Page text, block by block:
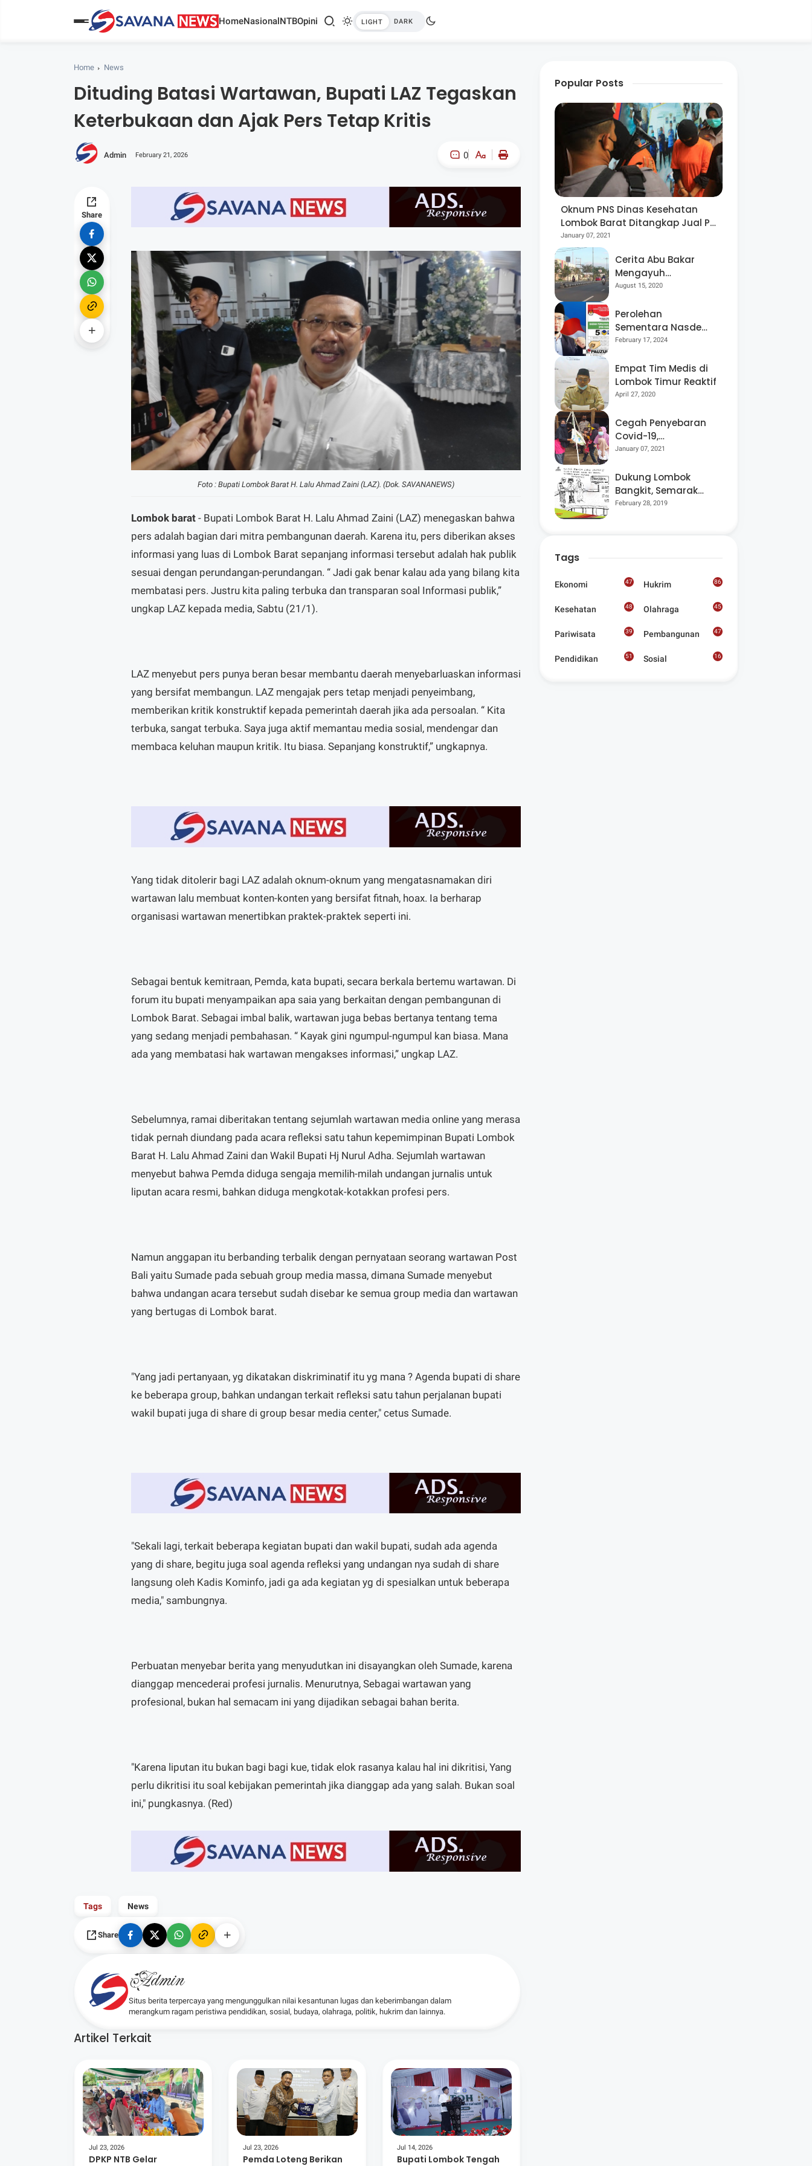
HomeNasionalNTBOpini
Home News
Dituding Batasi Wartawan, Bupati LAZ Tegaskan
Keterbukaan dan Ajak Pers Tetap Kritis
Admin February 21, 2026 0
A-
Share
Foto : Bupati Lombok Barat H. Lalu Ahmad Zaini (LAZ). (Dok. SAVANANEWS)
Lombok barat - Bupati Lombok Barat H. Lalu Ahmad Zaini (LAZ) menegaskan bahwa
pers adalah bagian dari mitra pembangunan daerah. Karena itu, pers diberikan akses
informasi yang luas di Lombok Barat sepanjang informasi tersebut adalah hak publik
sesuai dengan perundangan-perundangan. “ Jadi gak benar kalau ada yang bilang kita
membatasi pers. Justru kita paling terbuka dan transparan soal Informasi publik,”
ungkap LAZ kepada media, Sabtu (21/1).
LAZ menyebut pers punya beran besar membantu daerah menyebarluaskan informasi
yang bersifat membangun. LAZ mengajak pers tetap menjadi penyeimbang,
memberikan kritik konstruktif kepada pemerintah daerah jika ada persoalan. “ Kita
terbuka, sangat terbuka. Saya juga aktif memantau media sosial, mendengar dan
membaca keluhan maupun kritik. Itu biasa. Sepanjang konstruktif,” ungkapnya.
Yang tidak ditolerir bagi LAZ adalah oknum-oknum yang mengatasnamakan diri
wartawan lalu membuat konten-konten yang bersifat fitnah, hoax. Ia berharap
organisasi wartawan menertibkan praktek-praktek seperti ini.
Sebagai bentuk kemitraan, Pemda, kata bupati, secara berkala bertemu wartawan. Di
forum itu bupati menyampaikan apa saia yang berkaitan dengan pembangunan di
Lombok Barat. Sebagai imbal balik, wartawan juga bebas bertanya tentang tema
yang sedang menjadi pembahasan. “ Kayak gini ngumpul-ngumpul kan biasa. Mana
ada yang membatasi hak wartawan mengakses informasi,” ungkap LAZ.
Sebelumnya, ramai diberitakan tentang sejumlah wartawan media online yang merasa
tidak pernah diundang pada acara refleksi satu tahun kepemimpinan Bupati Lombok
Barat H. Lalu Ahmad Zaini dan Wakil Bupati Hj Nurul Adha. Sejumlah wartawan
menyebut bahwa Pemda diduga sengaja memilih-milah undangan jurnalis untuk
liputan acara resmi, bahkan diduga mengkotak-kotakkan profesi pers.
Namun anggapan itu berbanding terbalik dengan pernyataan seorang wartawan Post
Bali yaitu Sumade pada sebuah group media massa, dimana Sumade menyebut
bahwa undangan acara tersebut sudah disebar ke semua group media dan wartawan
yang bertugas di Lombok barat.
"Yang jadi pertanyaan, yg dikatakan diskriminatif itu yg mana ? Agenda bupati di share
ke beberapa group, bahkan undangan terkait refleksi satu tahun perjalanan bupati
wakil bupati juga di share di group besar media center," cetus Sumade.
"Sekali lagi, terkait beberapa kegiatan bupati dan wakil bupati, sudah ada agenda
yang di share, begitu juga soal agenda refleksi yang undangan nya sudah di share
langsung oleh Kadis Kominfo, jadi ga ada kegiatan yg di spesialkan untuk beberapa
media," sambungnya.
Perbuatan menyebar berita yang menyudutkan ini disayangkan oleh Sumade, karena
dianggap mencederai profesi jurnalis. Menurutnya, Sebagai wartawan yang
profesional, bukan hal semacam ini yang dijadikan sebagai bahan berita.
"Karena liputan itu bukan bagi bagi kue, tidak elok rasanya kalau hal ini dikritisi, Yang
perlu dikritisi itu soal kebijakan pemerintah jika dianggap ada yang salah. Bukan soal
ini," pungkasnya. (Red)
Tags News
Share
Admin
Situs berita terpercaya yang mengunggulkan nilai kesantunan lugas dan keberimbangan dalam
merangkum ragam peristiwa pendidikan, sosial, budaya, olahraga, politik, hukrim dan lainnya.
Artikel Terkait
Jul 23, 2026
DPKP NTB Gelar
Jul 23, 2026
Pemda Loteng Berikan
Jul 14, 2026
Bupati Lombok Tengah
Popular Posts
Oknum PNS Dinas Kesehatan
Lombok Barat Ditangkap Jual Pil
Ekstasi
January 07, 2021
Cerita Abu Bakar
Mengayuh
Sepedanya Selama
Menggelorakan
Kemerdekaan
August 15, 2020
Perolehan
Sementara Nasdem
Lobar Tertinggi,
Berpeluang “Rebut”
Kursi Dapil 3
February 17, 2024
Empat Tim Medis di
Lombok Timur Reaktif
April 27, 2020
Cegah Penyebaran
Covid-19,
Bhabinkamtibmas
Kegiatan Posyandu
January 07, 2021
Dukung Lombok
Bangkit, Semarak
Pesta Rakyat
Seniman Di Lombok
February 28, 2019
Tags
Ekonomi 47 Hukrim 86
Kesehatan 48 Olahraga 45
Pariwisata 39 Pembangunan 47
Pendidikan 51 Sosial
16